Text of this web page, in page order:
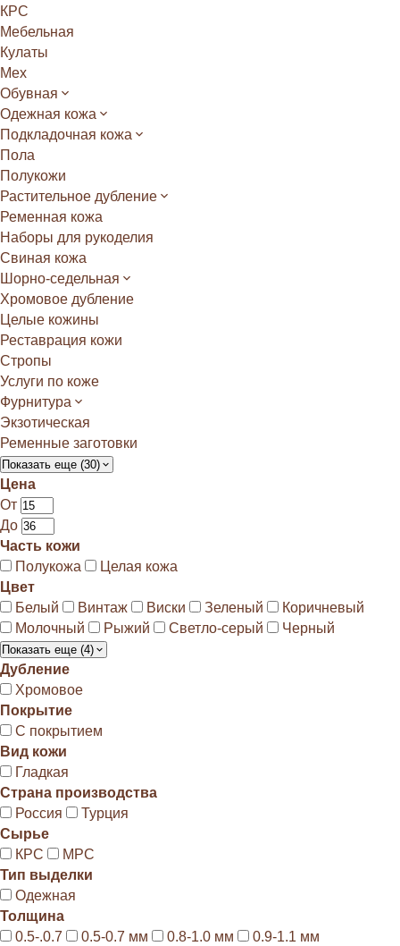
КРС
Мебельная
Кулаты
Мех
Обувная
Одежная кожа
Подкладочная кожа
Пола
Полукожи
Растительное дубление
Ременная кожа
Наборы для рукоделия
Свиная кожа
Шорно-седельная
Хромовое дубление
Целые кожины
Реставрация кожи
Стропы
Услуги по коже
Фурнитура
Экзотическая
Ременные заготовки
Показать еще (30)
Цена
От
До
Часть кожи
Полукожа
Целая кожа
Цвет
Белый
Винтаж Виски Зеленый
Коричневый
Молочный
Рыжий Светло-серый Черный
Показать еще (4)
Дубление
Хромовое
Покрытие
С покрытием
Вид кожи
Гладкая
Страна производства
Россия
Турция
Сырье
КРС
МРС
Тип выделки
Одежная
Толщина
0.5-.0.7
0.5-0.7 мм 0.8-1.0 мм 0.9-1.1 мм